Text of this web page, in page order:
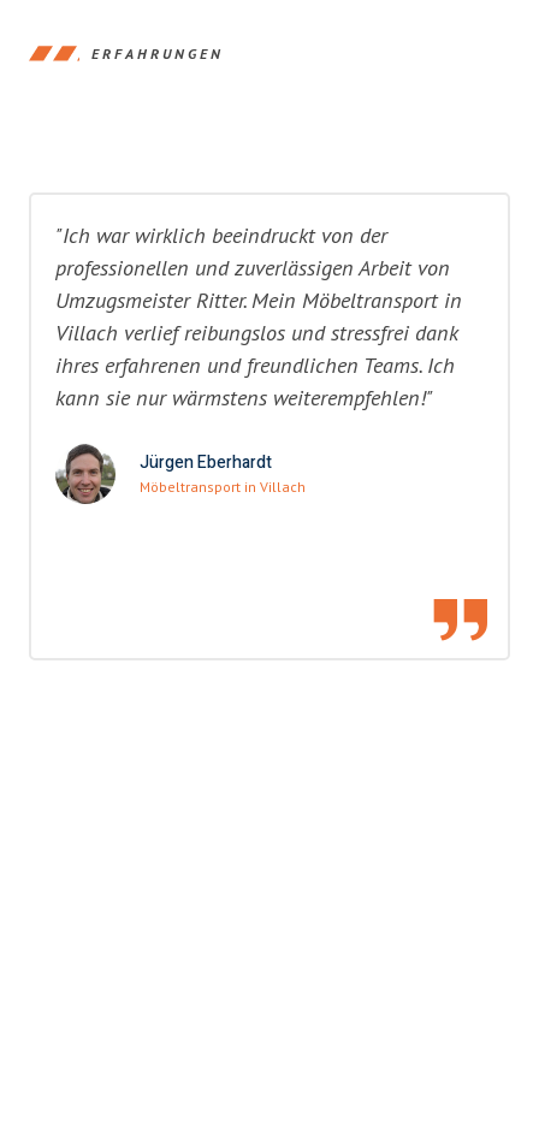
ERFAHRUNGEN
"Ich war wirklich beeindruckt von der
professionellen und zuverlässigen Arbeit von
Umzugsmeister Ritter. Mein Möbeltransport in
Villach verlief reibungslos und stressfrei dank
ihres erfahrenen und freundlichen Teams. Ich
kann sie nur wärmstens weiterempfehlen!"
Jürgen Eberhardt
Möbeltransport in Villach